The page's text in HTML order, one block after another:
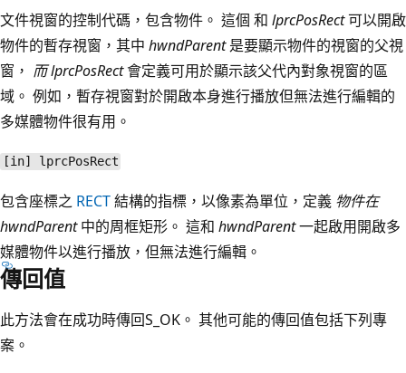
文件視窗的控制代碼，包含物件。 這個 和 lprcPosRect可以開啟
物件的暫存視窗，其中 hwndParent是要顯示物件的視窗的父視
窗， 而 lprcPosRect會定義可用於顯示該父代內對象視窗的區
域。 例如，暫存視窗對於開啟本身進行播放但無法進行編輯的
多媒體物件很有用。
[in] lprcPosRect
包含座標之 RECT結構的指標，以像素為單位，定義 物件在
hwndParent中的周框矩形。 這和 hwndParent一起啟用開啟多
媒體物件以進行播放，但無法進行編輯。
傳回值
此方法會在成功時傳回S_OK。 其他可能的傳回值包括下列專
案。